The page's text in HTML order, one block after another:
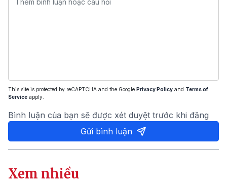
This site is protected by reCAPTCHA and the Google Privacy Policy and Terms of
Service apply.
Bình luận của bạn sẽ được xét duyệt trước khi đăng
Gửi bình luận
Xem nhiều